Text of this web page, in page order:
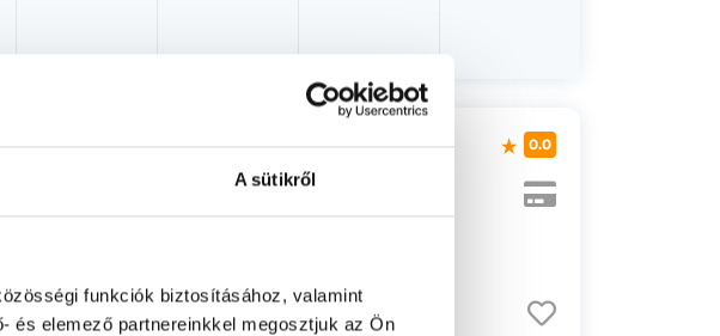
A sütikről
funkciók biztosításához, valamint
és elemező partnereinkkel megosztjuk az Ön
*
Adatlap
0.0